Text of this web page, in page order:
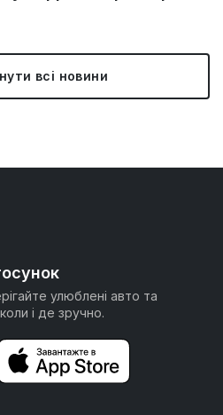
всі новини
улюблені авто та
і де зручно.